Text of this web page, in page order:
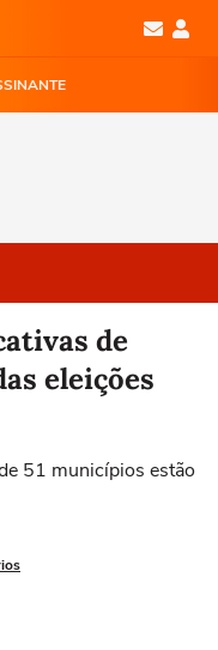
de
eleições
51 municípios estão